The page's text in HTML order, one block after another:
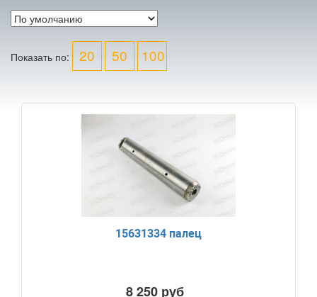
Показать по: 20 50 100
15631334 палец
8 250 руб